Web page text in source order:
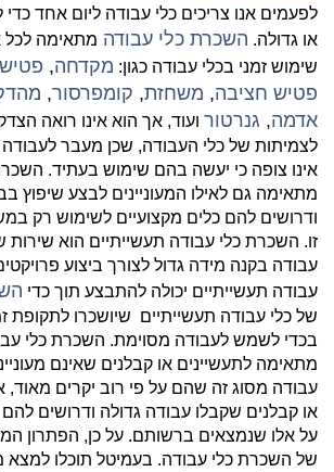
לפעמים אנו צריכים כלי עבודה ליום אחד
או גדולה. השכרת כלי עבודה מתאימה
שימוש זמני בכלי עבודה כגון: מקדחה,
פטיש חציבה, משחזת, קומפרסור,
אדמה, גנרטור ועוד, אך הוא אינו רואה
לצמיתות של כלי העבודה, שכן מעבר
אינו צופה כי יעשה בהם שימוש בעתיד.
מתאימה גם לאילו המעוניינים לבצע שיפוץ
ודרושים להם כלים מקצועיים לשימוש רק
זו. השכרת כלי עבודה תעשייתיים הוא
עבודה בקנה מידה גדול לצורך ביצוע
עבודה תעשייתיים יכולה להתבצע תוך כדי
של כלי עבודה תעשייתיים שיושכרו לתקופת
בכדי לשמש לעבודה מסוימת. השכרת כלי
מתאימה לתעשיינים או קבלנים שאינם
עבודה מסוג זה שהם על פי רוב יקרים מאוד,
או קבלנים שקבלו עבודה גדולה ודרושים להם
על אלו שנמצאים ברשותם. על כן, הפתרון
של השכרת כלי עבודה. בעמיטל תוכלו למצא